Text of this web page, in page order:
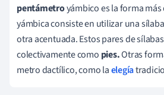
pentámetroyámbico es la forma
yámbica consiste en utilizar una
otra acentuada. Estos pares de
colectivamente como pies.Otras
metro dactílico, como laelegía